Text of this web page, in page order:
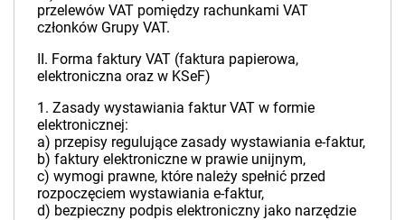
przelewów VAT pomiędzy rachunkami VAT
członków Grupy VAT.
II. Forma faktury VAT (faktura papierowa,
elektroniczna oraz w KSeF)
1. Zasady wystawiania faktur VAT w formie
elektronicznej:
a) przepisy regulujące zasady wystawiania e-faktur,
b) faktury elektroniczne w prawie unijnym,
c) wymogi prawne, które należy spełnić przed
rozpoczęciem wystawiania e-faktur,
d) bezpieczny podpis elektroniczny jako narzędzie